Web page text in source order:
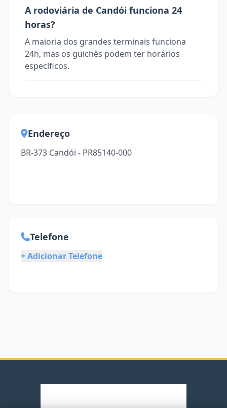
A rodoviária de Candói funciona 24
horas?
A maioria dos grandes terminais funciona
24h, mas os guichês podem ter horários
específicos.
Endereço
BR-373 Candói - PR85140-000
Telefone
+ Adicionar Telefone